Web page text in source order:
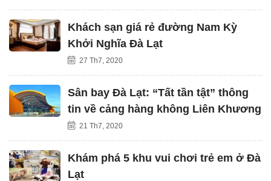
Khách sạn giá rẻ đường Nam Kỳ
Khởi Nghĩa Đà Lạt
27 Th7, 2020
Sân bay Đà Lạt: “Tất tần tật” thông
tin về cảng hàng không Liên Khương
21 Th7, 2020
Khám phá 5 khu vui chơi trẻ em ở Đà
Lạt